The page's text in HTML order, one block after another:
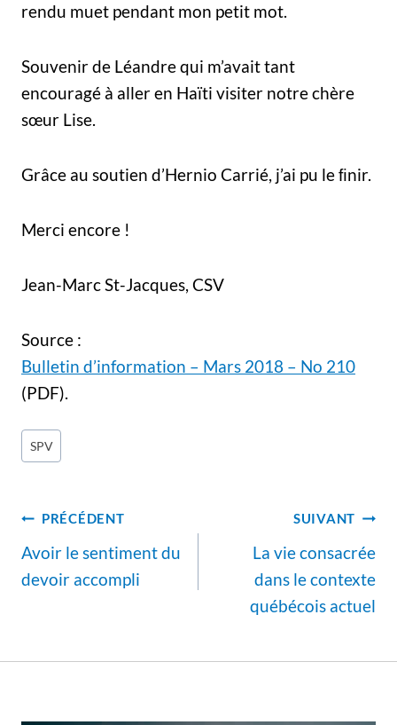
rendu muet pendant mon petit mot.
Souvenir de Léandre qui m’avait tant
encouragé à aller en Haïti visiter notre chère
sœur Lise.
Grâce au soutien d’Hernio Carrié, j’ai pu le ﬁnir.
Merci encore !
Jean-Marc St-Jacques, CSV
Source :
Bulletin d’information – Mars 2018 – No 210
(PDF).
Étiquettes
de
publication :
SPV
Navigation
de
l’article
PRÉCÉDENT
Avoir le sentiment du
devoir accompli
SUIVANT
La vie consacrée
dans le contexte
québécois actuel